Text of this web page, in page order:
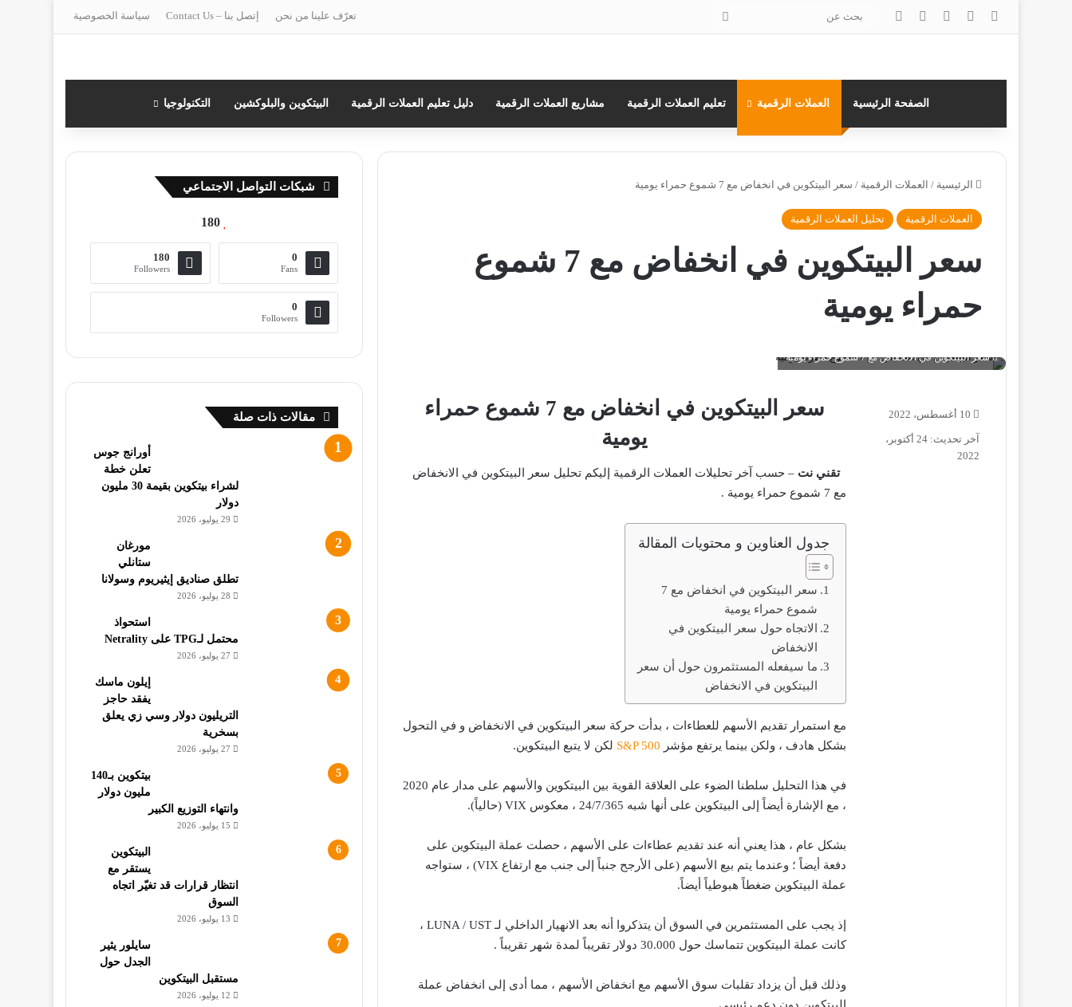
فيسبوك لينكدإن انستقرام بحث تعرّف علينا من نحن إتصل بنا – Contact Us سياسة الخصوصية
الصفحة الرئيسية العملات الرقمية تعليم العملات الرقمية مشاريع العملات الرقمية دليل تعليم العملات الرقمية البيتكوين والبلوكشين التكنولوجيا
الرئيسية / العملات الرقمية / سعر البيتكوين في انخفاض مع 7 شموع حمراء يومية
العملات الرقمية تحليل العملات الرقمية
سعر البيتكوين في انخفاض مع 7 شموع
حمراء يومية
سعر البيتكوين في الانخفاض مع 7 شموع حمراء يومية
سعر البيتكوين في انخفاض مع 7 شموع حمراء
يومية
تقني نت – حسب آخر تحليلات العملات الرقمية إليكم تحليل سعر البيتكوين في الانخفاض
مع 7 شموع حمراء يومية .
جدول العناوين و محتويات المقالة
سعر البيتكوين في انخفاض مع 7
شموع حمراء يومية
الاتجاه حول سعر البيتكوين في
الانخفاض
ما سيفعله المستثمرون حول أن سعر
البيتكوين في الانخفاض
مع استمرار تقديم الأسهم للعطاءات ، بدأت حركة سعر البيتكوين في الانخفاض و في التحول
بشكل هادف ، ولكن بينما يرتفع مؤشر S&P 500 لكن لا يتبع البيتكوين.
في هذا التحليل سلطنا الضوء على العلاقة القوية بين البيتكوين والأسهم على مدار عام 2020
، مع الإشارة أيضاً إلى البيتكوين على أنها شبه 24/7/365 ، معكوس VIX (حالياً).
بشكل عام ، هذا يعني أنه عند تقديم عطاءات على الأسهم ، حصلت عملة البيتكوين على
دفعة أيضاً ؛ وعندما يتم بيع الأسهم (على الأرجح جنباً إلى جنب مع ارتفاع VIX) ، ستواجه
عملة البيتكوين ضغطاً هبوطياً أيضاً.
إذ يجب على المستثمرين في السوق أن يتذكروا أنه بعد الانهيار الداخلي لـ LUNA / UST ،
كانت عملة البيتكوين تتماسك حول 30.000 دولار تقريباً لمدة شهر تقريباً .
وذلك قبل أن يزداد تقلبات سوق الأسهم مع انخفاض الأسهم ، مما أدى إلى انخفاض عملة
10 أغسطس، 2022
آخر تحديث: 24 أكتوبر،
2022
شبكات التواصل الاجتماعي
180
0
Fans
180
Followers
0
Followers
مقالات ذات صلة
أورانج جوس
تعلن خطة
لشراء بيتكوين بقيمة 30 مليون
دولار
29 يوليو، 2026
مورغان
ستانلي
تطلق صناديق إيثيريوم وسولانا
28 يوليو، 2026
استحواذ
محتمل لـTPG على Netrality
27 يوليو، 2026
إيلون ماسك
يفقد حاجز
التريليون دولار وسي زي يعلق
بسخرية
27 يوليو، 2026
بيتكوين بـ140
مليون دولار
وانتهاء التوزيع الكبير
15 يوليو، 2026
البيتكوين
يستقر مع
انتظار قرارات قد تغيّر اتجاه
السوق
13 يوليو، 2026
سايلور يثير
الجدل حول
مستقبل البيتكوين
12 يوليو، 2026